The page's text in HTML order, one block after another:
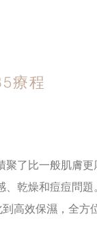
療程
聚了比一般肌膚更
、乾燥和痘痘問題
高效保濕，全方